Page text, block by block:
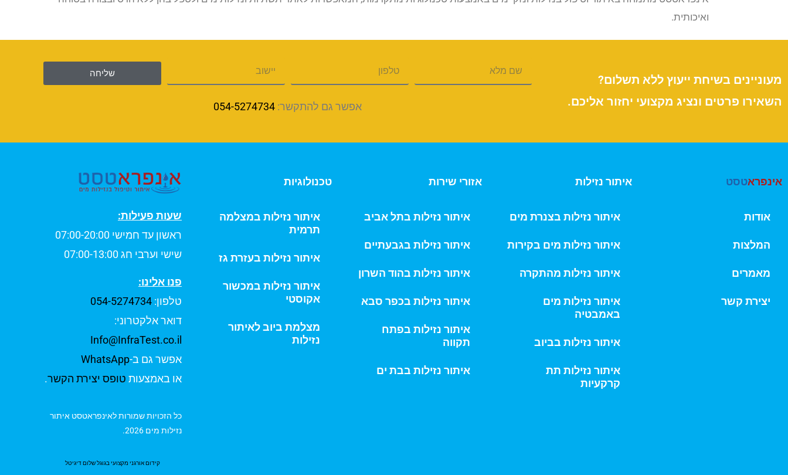
ואיכותית.
מעוניינים בשיחת ייעוץ ללא תשלום?
השאירו פרטים ונציג מקצועי יחזור אליכם.
שליחה
אפשר גם להתקשר: 054-5274734
אינפראטסט
אודות
המלצות
מאמרים
יצירת קשר
איתור נזילות
איתור נזילות בצנרת מים
איתור נזילות מים בקירות
איתור נזילות מהתקרה
איתור נזילות מים
באמבטיה
איתור נזילות בביוב
איתור נזילות תת
קרקעיות
אזורי שירות
איתור נזילות בתל אביב
איתור נזילות בגבעתיים
איתור נזילות בהוד השרון
איתור נזילות בכפר סבא
איתור נזילות בפתח
תקווה
איתור נזילות בבת ים
טכנולוגיות
איתור נזילות במצלמה
תרמית
איתור נזילות בעזרת גז
איתור נזילות במכשור
אקוסטי
מצלמת ביוב לאיתור
נזילות
שעות פעילות:
ראשון עד חמישי 07:00-20:00
שישי וערבי חג 07:00-13:00
פנו אלינו:
טלפון: 054-5274734
דואר אלקטרוני:
Info@InfraTest.co.il
אפשר גם ב-WhatsApp
או באמצעות טופס יצירת הקשר.
כל הזכויות שמורות לאינפראטסט איתור
נזילות מים 2026.
קידום אורגני מקצועי בגוגל שלום דיגיטל